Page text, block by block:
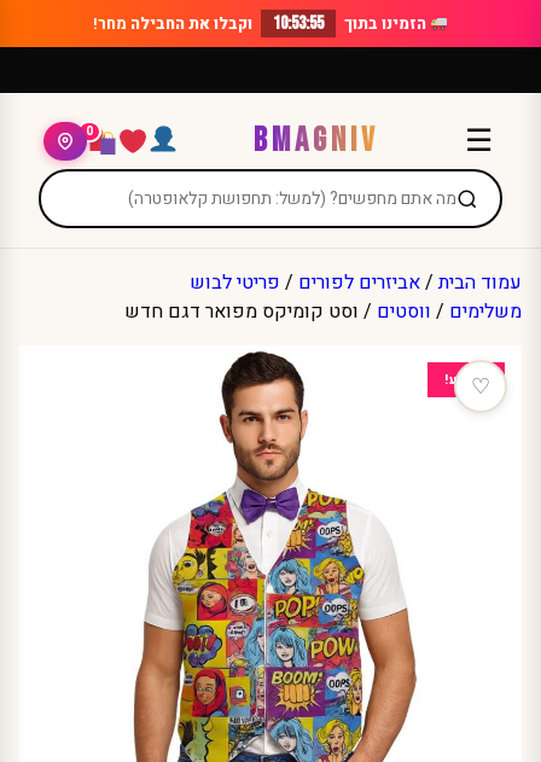
to
הזמינו בתוך 10:53:55 וקבלו את החבילה מחר!
☰
BMAGNIV
0
עמוד הבית/אביזרים לפורים / פריטי לבוש
משלימים / ווסטים / וסט קומיקס מפואר דגם חדש
מבצע!
♡